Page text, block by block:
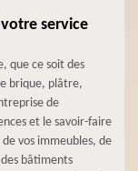
service
que ce soit des
brique, plâtre,
de
et le savoir-faire
vos immeubles, de
bâtiments